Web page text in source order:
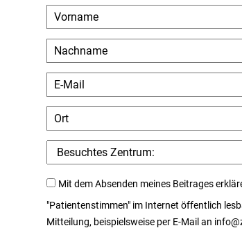
Mit dem Absenden meines Beitrages
"Patientenstimmen" im Internet öffentlich
Mitteilung, beispielsweise per E-Mail an